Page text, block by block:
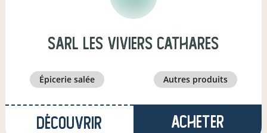
sarl les viviers cathares
épicerie salée autres produits
Découvrir Acheter